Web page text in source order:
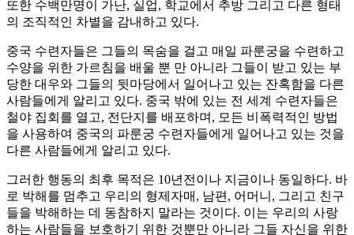
또한 수백만명이 가난, 실업, 학교에서 추방 그리고 다른 형태
의 조직적인 차별을 감내하고 있다.
중국 수련자들은 그들의 목숨을 걸고 매일 파룬궁을 수련하고
수양을 위한 가르침을 배울 뿐 만 아니라 그들이 받고 있는 부
당한 대우와 그들의 뒷마당에서 일어나고 있는 잔혹함을 다른
사람들에게 알리고 있다. 중국 밖에 있는 전 세계 수련자들은
철야 집회를 열고, 전단지를 배포하며, 모든 비폭력적인 방법
을 사용하여 중국의 파룬궁 수련자들에게 일어나고 있는 것을
다른 사람들에게 알리고 있다.
그러한 행동의 최후 목적은 10년전이나 지금이나 동일하다. 바
로 박해를 멈추고 우리의 형제자매, 남편, 어머니, 그리고 친구
들을 박해하는 데 동참하지 말라는 것이다. 이는 우리의 사랑
하는 사람들을 보호하기 위한 것뿐만 아니라 그들 자신을 위한